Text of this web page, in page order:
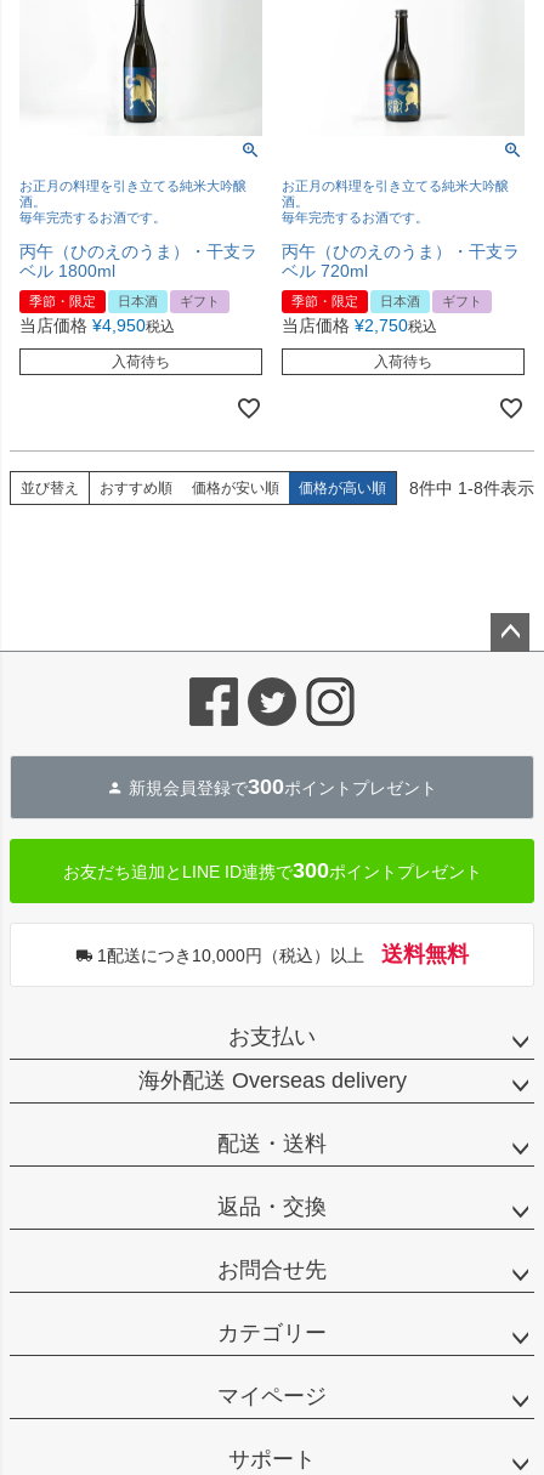
お正月の料理を引き立てる純米大吟醸
酒。
毎年完売するお酒です。
丙午（ひのえのうま）・干支ラ
ベル 1800ml
季節・限定 日本酒 ギフト
当店価格 ¥4,950税込
入荷待ち
お正月の料理を引き立てる純米大吟醸
酒。
毎年完売するお酒です。
丙午（ひのえのうま）・干支ラ
ベル 720ml
季節・限定 日本酒 ギフト
当店価格 ¥2,750税込
入荷待ち
並び替え おすすめ順 価格が安い順 価格が高い順 8件中 1-8件表示
新規会員登録で300ポイントプレゼント
お友だち追加とLINE ID連携で300ポイントプレゼント
1配送につき10,000円（税込）以上 送料無料
お支払い
海外配送 Overseas delivery
配送・送料
返品・交換
お問合せ先
カテゴリー
マイページ
サポート